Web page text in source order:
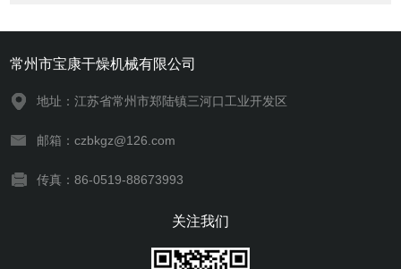
常州市宝康干燥机械有限公司
地址：江苏省常州市郑陆镇三河口工业开发区
邮箱：czbkgz@126.com
传真：86-0519-88673993
关注我们